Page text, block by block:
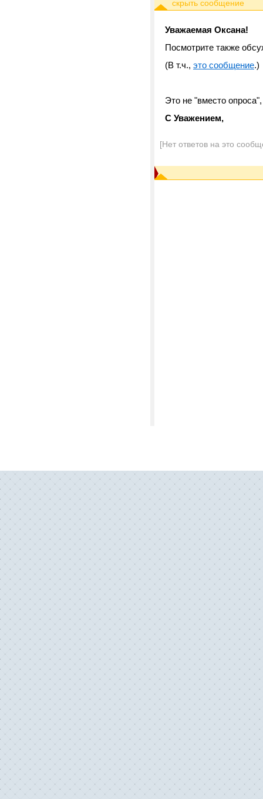
Уважаемая Оксана!
Посмотрите также
(В т.ч., это сообщение.)
Это не "вместо
С Уважением,
[Нет ответов на это